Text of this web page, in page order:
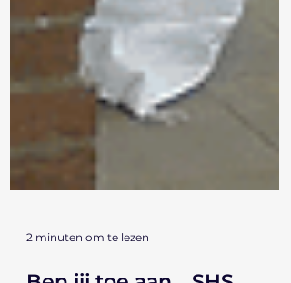
2 minuten om te lezen